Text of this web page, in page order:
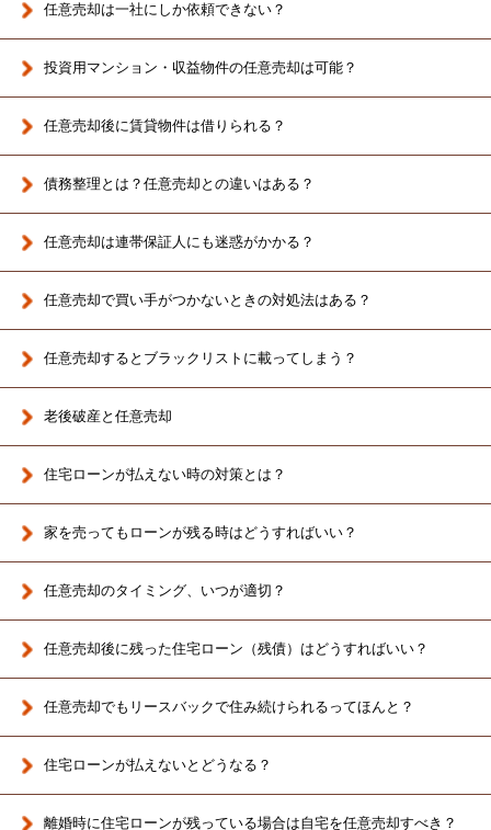
任意売却は一社にしか依頼できない？
投資用マンション・収益物件の任意売却は可能？
任意売却後に賃貸物件は借りられる？
債務整理とは？任意売却との違いはある？
任意売却は連帯保証人にも迷惑がかかる？
任意売却で買い手がつかないときの対処法はある？
任意売却するとブラックリストに載ってしまう？
老後破産と任意売却
住宅ローンが払えない時の対策とは？
家を売ってもローンが残る時はどうすればいい？
任意売却のタイミング、いつが適切？
任意売却後に残った住宅ローン（残債）はどうすればいい？
任意売却でもリースバックで住み続けられるってほんと？
住宅ローンが払えないとどうなる？
離婚時に住宅ローンが残っている場合は自宅を任意売却すべき？